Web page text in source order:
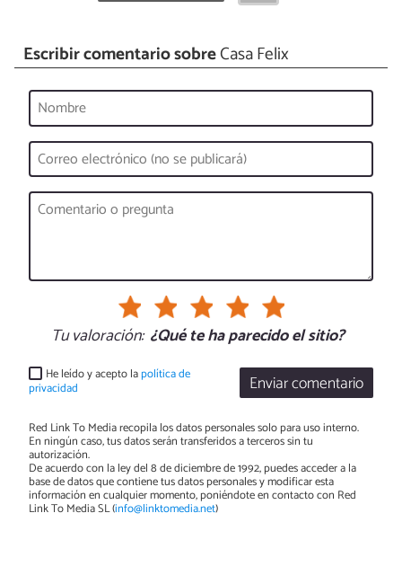
Escribir comentario sobreCasa Felix
Tu valoración: ¿Qué te ha parecido el sitio?
Enviar comentario
He leído y acepto lapolítica de
privacidad
Red Link To Media recopila los datos personales solo para uso interno.
En ningún caso, tus datos serán transferidos a terceros sin tu
autorización.
De acuerdo con la ley del 8 de diciembre de 1992, puedes acceder a la
base de datos que contiene tus datos personales y modificar esta
información en cualquier momento, poniéndote en contacto con Red
Link To Media SL (info@linktomedia.net)